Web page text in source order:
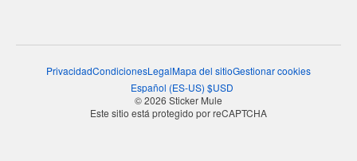
PrivacidadCondicionesLegalMapa del sitioGestionar cookies
Español (ES-US) $USD
© 2026 Sticker Mule
Este sitio está protegido por reCAPTCHA